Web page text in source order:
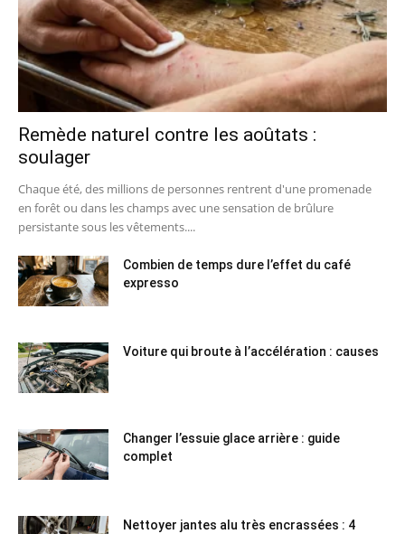
Remède naturel contre les aoûtats :
soulager
Chaque été, des millions de personnes rentrent d'une promenade
en forêt ou dans les champs avec une sensation de brûlure
persistante sous les vêtements....
Combien de temps dure l’effet du café
expresso
Voiture qui broute à l’accélération : causes
Changer l’essuie glace arrière : guide
complet
Nettoyer jantes alu très encrassées : 4